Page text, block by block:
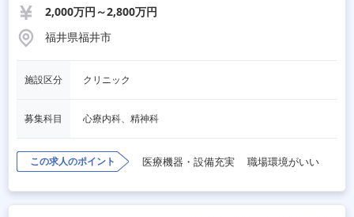
2,000万円～2,800万円
福井県福井市
施設区分 クリニック
募集科目 心療内科、精神科
この求人のポイント 医療機器・設備充実 職場環境がいい